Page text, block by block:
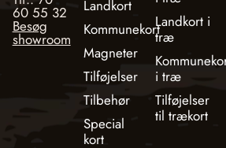
60 55 32
Besøg
showroom
Landkort
Kommunekort
Magneter
Tilføjelser
Tilbehør
Special
kort
Landkort i
træ
i træ
Tilføjelser
til trækort